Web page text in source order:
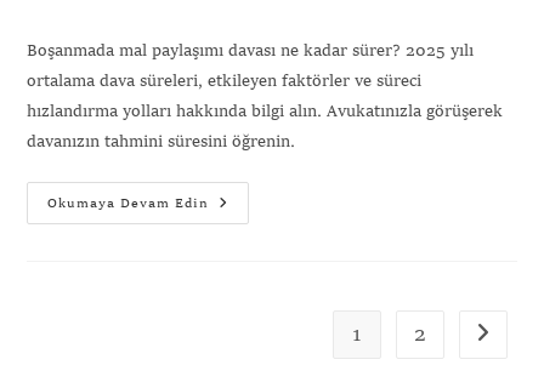
Boşanmada mal paylaşımı davası ne kadar sürer? 2025 yılı
ortalama dava süreleri, etkileyen faktörler ve süreci
hızlandırma yolları hakkında bilgi alın. Avukatınızla görüşerek
davanızın tahmini süresini öğrenin.
Okumaya Devam Edin
1 2